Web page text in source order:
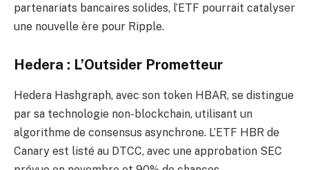
partenariats bancaires solides, l’ETF pourrait catalyser
une nouvelle ère pour Ripple.
Hedera : L’Outsider Prometteur
Hedera Hashgraph, avec son token HBAR, se distingue
par sa technologie non-blockchain, utilisant un
algorithme de consensus asynchrone. L’ETF HBR de
Canary est listé au DTCC, avec une approbation SEC